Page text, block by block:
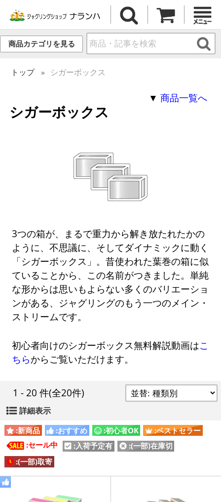
商品カテゴリを見る
トップ シガーボックス
シガーボックス
▼商品一覧へ
3つの箱が、まるで重力から解き放たれたかの
ように、不思議に、そしてダイナミックに動く
「シガーボックス」。昔使われた葉巻の箱に似
ていることから、この名前がつきました。単純
な形からは思いもよらない多くのバリエーショ
ンがある、ジャグリングのもう一つのメイン・
ストリームです。
初心者向けのシガーボックス無料解説動画はこ
ちらからご覧いただけます。
1 - 20 件(全20件)
詳細表示
:新商品 :おすすめ :初心者OK
:ベストセラー
:セール中
:入荷予定有
:(一部)在庫切
:(一部)取寄